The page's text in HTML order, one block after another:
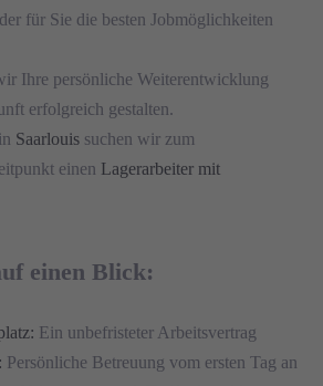
für Sie die besten Jobmöglichkeiten
Ihre persönliche Weiterentwicklung
erfolgreich gestalten.
Saarlouis suchen wir zum
einen Lagerarbeiter mit
einen Blick:
Ein unbefristeter Arbeitsvertrag
Persönliche Betreuung vom ersten Tag an